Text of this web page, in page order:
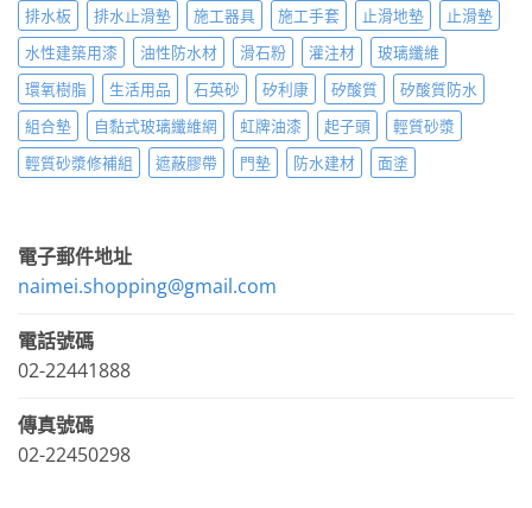
排水板
排水止滑墊 施工器具 施工手套 止滑地墊
止滑墊
水性建築用漆
油性防水材 滑石粉 灌注材
玻璃纖維
環氧樹脂
生活用品 石英砂 矽利康 矽酸質
矽酸質防水
組合墊
自黏式玻璃纖維網 虹牌油漆 起子頭
輕質砂漿
輕質砂漿修補組
遮蔽膠帶 門墊 防水建材 面塗
電子郵件地址
naimei.shopping@gmail.com
電話號碼
02-22441888
傳真號碼
02-22450298